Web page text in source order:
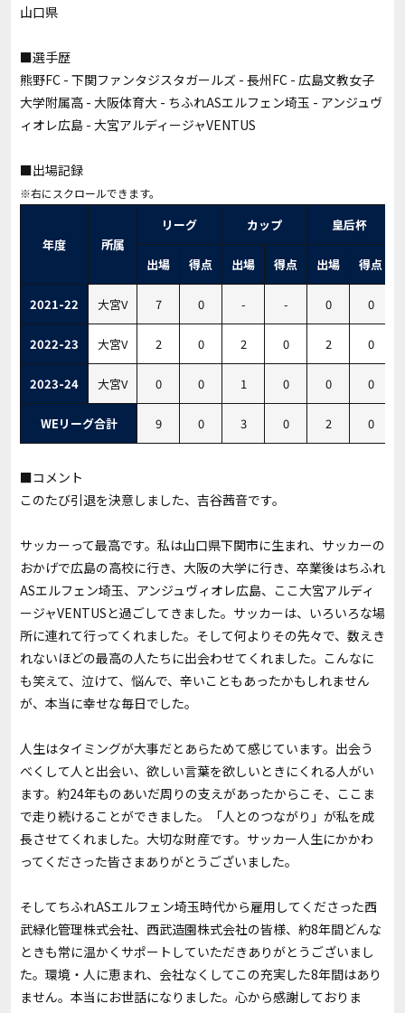
山口県
■選手歴
熊野FC - 下関ファンタジスタガールズ - 長州FC - 広島文教女子
大学附属高 - 大阪体育大 - ちふれASエルフェン埼玉 - アンジュヴ
ィオレ広島 - 大宮アルディージャVENTUS
■出場記録
年度 所属
リーグ カップ 皇后杯
出場 得点 出場 得点 出場 得点
2021-22 大宮V 7 0 - - 0 0
2022-23 大宮V 2 0 2 0 2 0
2023-24 大宮V 0 0 1 0 0 0
WEリーグ合計 9 0 3 0 2 0
■コメント
このたび引退を決意しました、吉谷茜音です。
サッカーって最高です。私は山口県下関市に生まれ、サッカーの
おかげで広島の高校に行き、大阪の大学に行き、卒業後はちふれ
ASエルフェン埼玉、アンジュヴィオレ広島、ここ大宮アルディ
ージャVENTUSと過ごしてきました。サッカーは、いろいろな場
所に連れて行ってくれました。そして何よりその先々で、数えき
れないほどの最高の人たちに出会わせてくれました。こんなに
も笑えて、泣けて、悩んで、辛いこともあったかもしれません
が、本当に幸せな毎日でした。
人生はタイミングが大事だとあらためて感じています。出会う
べくして人と出会い、欲しい言葉を欲しいときにくれる人がい
ます。約24年ものあいだ周りの支えがあったからこそ、ここま
で走り続けることができました。「人とのつながり」が私を成
長させてくれました。大切な財産です。サッカー人生にかかわ
ってくださった皆さまありがとうございました。
そしてちふれASエルフェン埼玉時代から雇用してくださった西
武緑化管理株式会社、西武造園株式会社の皆様、約8年間どんな
ときも常に温かくサポートしていただきありがとうございまし
た。環境・人に恵まれ、会社なくしてこの充実した8年間はあり
ません。本当にお世話になりました。心から感謝しておりま